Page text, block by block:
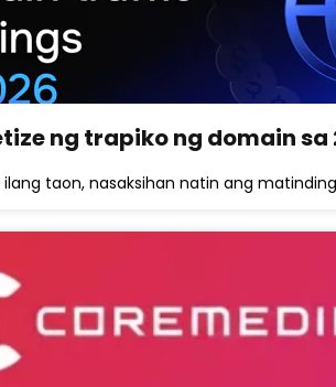
ng trapiko ng domain
ilang taon, nasaksihan natin ang